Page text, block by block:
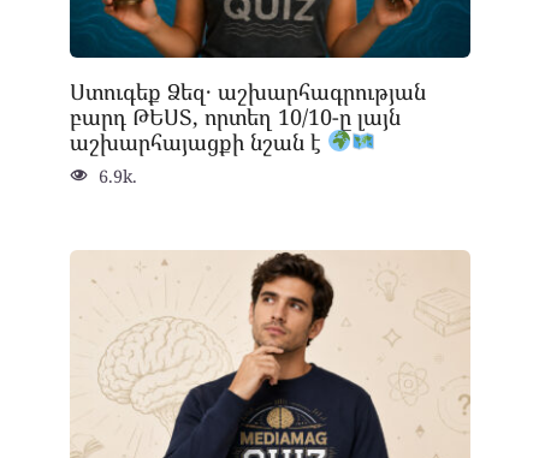
Ստուգեք Ձեզ․ աշխարհագրության
բարդ ԹԵՍՏ, որտեղ 10/10-ը լայն
աշխարհայացքի նշան է
6.9k.